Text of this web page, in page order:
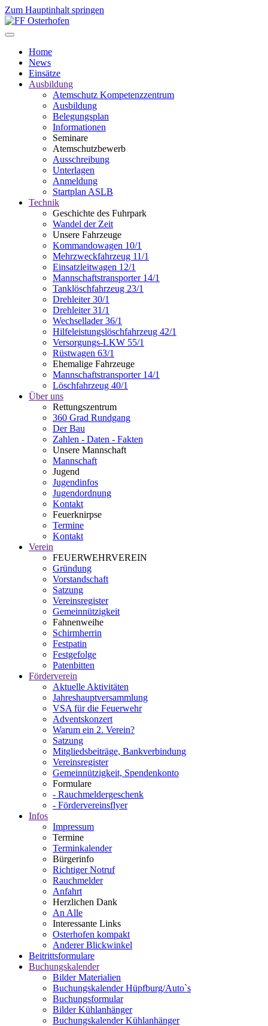
Zum Hauptinhalt springen
Home
News
Einsätze
Ausbildung
Atemschutz Kompetenzzentrum
Ausbildung
Belegungsplan
Informationen
Seminare
Atemschutzbewerb
Ausschreibung
Unterlagen
Anmeldung
Startplan ASLB
Technik
Geschichte des Fuhrpark
Wandel der Zeit
Unsere Fahrzeuge
Kommandowagen 10/1
Mehrzweckfahrzeug 11/1
Einsatzleitwagen 12/1
Mannschaftstransporter 14/1
Tanklöschfahrzeug 23/1
Drehleiter 30/1
Drehleiter 31/1
Wechsellader 36/1
Hilfeleistungslöschfahrzeug 42/1
Versorgungs-LKW 55/1
Rüstwagen 63/1
Ehemalige Fahrzeuge
Mannschaftstransporter 14/1
Löschfahrzeug 40/1
Über uns
Rettungszentrum
360 Grad Rundgang
Der Bau
Zahlen - Daten - Fakten
Unsere Mannschaft
Mannschaft
Jugend
Jugendinfos
Jugendordnung
Kontakt
Feuerknirpse
Termine
Kontakt
Verein
FEUERWEHRVEREIN
Gründung
Vorstandschaft
Satzung
Vereinsregister
Gemeinnützigkeit
Fahnenweihe
Schirmherrin
Festpatin
Festgefolge
Patenbitten
Förderverein
Aktuelle Aktivitäten
Jahreshauptversammlung
VSA für die Feuerwehr
Adventskonzert
Warum ein 2. Verein?
Satzung
Mitgliedsbeiträge, Bankverbindung
Vereinsregister
Gemeinnützigkeit, Spendenkonto
Formulare
- Rauchmeldergeschenk
- Fördervereinsflyer
Infos
Impressum
Termine
Terminkalender
Bürgerinfo
Richtiger Notruf
Rauchmelder
Anfahrt
Herzlichen Dank
An Alle
Interessante Links
Osterhofen kompakt
Anderer Blickwinkel
Beitrittsformulare
Buchungskalender
Bilder Materialien
Buchungskalender Hüpfburg/Auto`s
Buchungsformular
Bilder Kühlanhänger
Buchungskalender Kühlanhänger